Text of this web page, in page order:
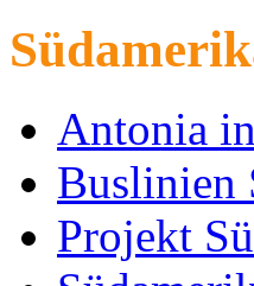
Antonia
Buslinien
Projekt